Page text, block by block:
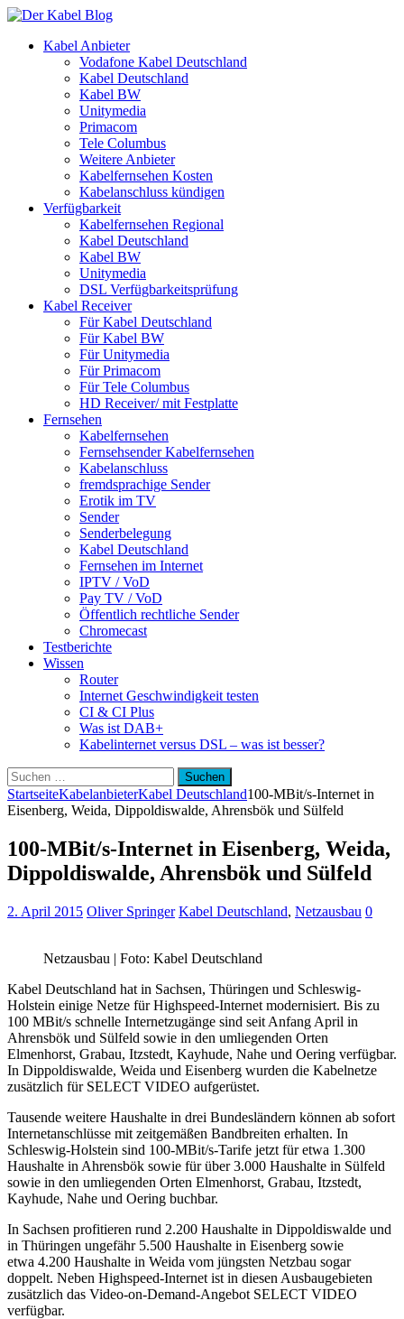
Kabel Anbieter
Vodafone Kabel Deutschland
Kabel Deutschland
Kabel BW
Unitymedia
Primacom
Tele Columbus
Weitere Anbieter
Kabelfernsehen Kosten
Kabelanschluss kündigen
Verfügbarkeit
Kabelfernsehen Regional
Kabel Deutschland
Kabel BW
Unitymedia
DSL Verfügbarkeitsprüfung
Kabel Receiver
Für Kabel Deutschland
Für Kabel BW
Für Unitymedia
Für Primacom
Für Tele Columbus
HD Receiver/ mit Festplatte
Fernsehen
Kabelfernsehen
Fernsehsender Kabelfernsehen
Kabelanschluss
fremdsprachige Sender
Erotik im TV
Sender
Senderbelegung
Kabel Deutschland
Fernsehen im Internet
IPTV / VoD
Pay TV / VoD
Öffentlich rechtliche Sender
Chromecast
Testberichte
Wissen
Router
Internet Geschwindigkeit testen
CI & CI Plus
Was ist DAB+
Kabelinternet versus DSL – was ist besser?
Suchen
nach:
StartseiteKabelanbieterKabel Deutschland100-MBit/s-Internet in
Eisenberg, Weida, Dippoldiswalde, Ahrensbök und Sülfeld
100-MBit/s-Internet in Eisenberg, Weida,
Dippoldiswalde, Ahrensbök und Sülfeld
2. April 2015 Oliver Springer Kabel Deutschland, Netzausbau 0
Netzausbau | Foto: Kabel Deutschland
Kabel Deutschland hat in Sachsen, Thüringen und Schleswig-
Holstein einige Netze für Highspeed-Internet modernisiert. Bis zu
100 MBit/s schnelle Internetzugänge sind seit Anfang April in
Ahrensbök und Sülfeld sowie in den umliegenden Orten
Elmenhorst, Grabau, Itzstedt, Kayhude, Nahe und Oering verfügbar.
In Dippoldiswalde, Weida und Eisenberg wurden die Kabelnetze
zusätzlich für SELECT VIDEO aufgerüstet.
Tausende weitere Haushalte in drei Bundesländern können ab sofort
Internetanschlüsse mit zeitgemäßen Bandbreiten erhalten. In
Schleswig-Holstein sind 100-MBit/s-Tarife jetzt für etwa 1.300
Haushalte in Ahrensbök sowie für über 3.000 Haushalte in Sülfeld
sowie in den umliegenden Orten Elmenhorst, Grabau, Itzstedt,
Kayhude, Nahe und Oering buchbar.
In Sachsen profitieren rund 2.200 Haushalte in Dippoldiswalde und
in Thüringen ungefähr 5.500 Haushalte in Eisenberg sowie
etwa 4.200 Haushalte in Weida vom jüngsten Netzbau sogar
doppelt. Neben Highspeed-Internet ist in diesen Ausbaugebieten
zusätzlich das Video-on-Demand-Angebot SELECT VIDEO
verfügbar.